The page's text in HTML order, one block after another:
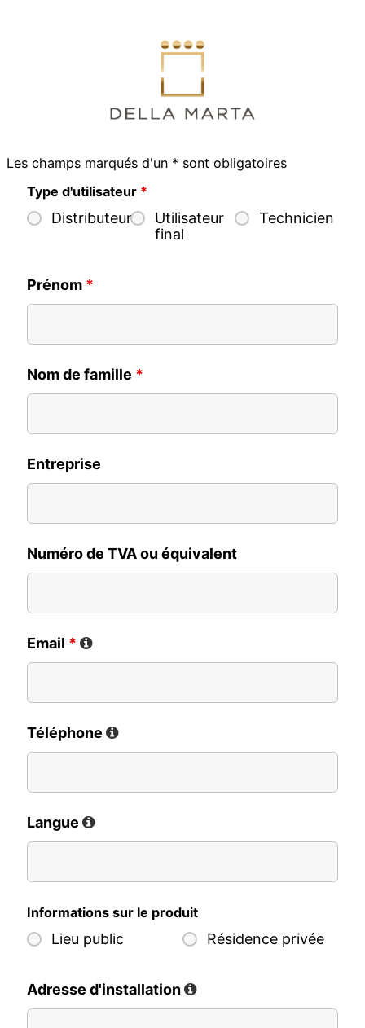
Les champs marqués d'un * sont obligatoires
Type d'utilisateur *
Distributeur
Utilisateur
final
Technicien
Prénom *
Nom de famille *
Entreprise
Numéro de TVA ou équivalent
Email *
Téléphone
Langue
Informations sur le produit
Lieu public Résidence privée
Adresse d'installation